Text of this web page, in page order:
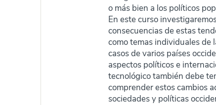
o más bien a los políticos
En este curso
consecuencias de estas
como temas individuales
casos de varios países
aspectos políticos e
tecnológico también debe
comprender estos cambios
sociedades y políticas